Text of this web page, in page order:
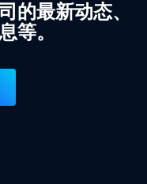
的最新动态、
等。